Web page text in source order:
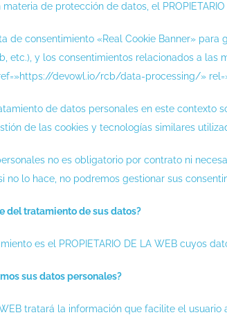
de protección de datos, el
de consentimiento «Real Cookie Banner»
etc.), y los consentimientos relacionados a
devowl.io/rcb/data-processing/»
de datos personales en este contexto
de las cookies y tecnologías similares
no es obligatorio por contrato ni
no lo hace, no podremos gestionar sus
del tratamiento de sus datos?
es el PROPIETARIO DE LA WEB cuyos
sus datos personales?
WEB tratará la información que facilite el